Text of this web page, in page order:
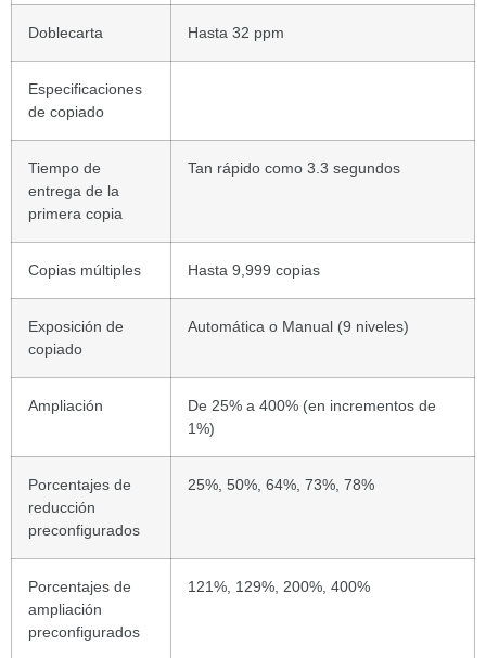
Doblecarta Hasta 32 ppm
Especificaciones
de copiado
Tiempo de
entrega de la
primera copia
Tan rápido como 3.3 segundos
Copias múltiples Hasta 9,999 copias
Exposición de
copiado
Automática o Manual (9 niveles)
Ampliación
De 25% a 400% (en incrementos de
1%)
Porcentajes de
reducción
preconfigurados
25%, 50%, 64%, 73%, 78%
Porcentajes de
ampliación
preconfigurados
121%, 129%, 200%, 400%